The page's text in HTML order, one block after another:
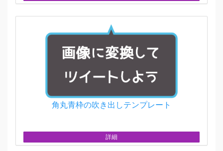
角丸青枠の吹き出しテンプレート
詳細